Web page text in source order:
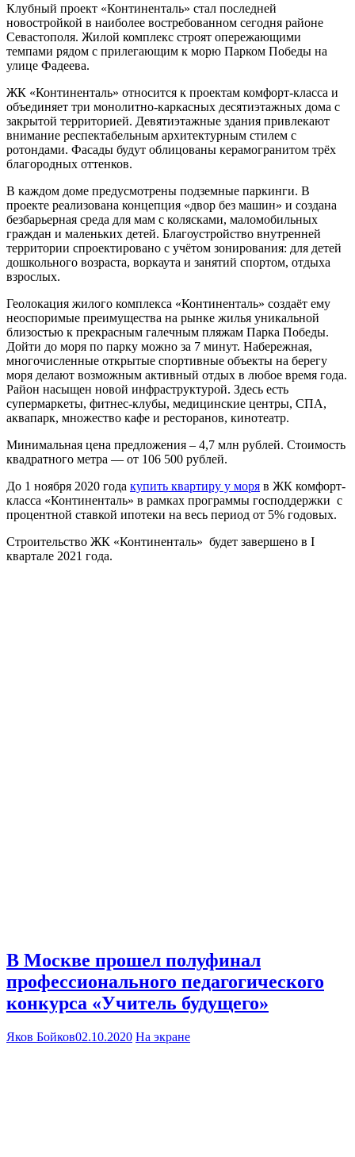
Клубный проект «Континенталь» стал последней
новостройкой в наиболее востребованном сегодня районе
Севастополя. Жилой комплекс строят опережающими
темпами рядом с прилегающим к морю Парком Победы на
улице Фадеева.
ЖК «Континенталь» относится к проектам комфорт-класса и
объединяет три монолитно-каркасных десятиэтажных дома с
закрытой территорией. Девятиэтажные здания привлекают
внимание респектабельным архитектурным стилем с
ротондами. Фасады будут облицованы керамогранитом трёх
благородных оттенков.
В каждом доме предусмотрены подземные паркинги. В
проекте реализована концепция «двор без машин» и создана
безбарьерная среда для мам с колясками, маломобильных
граждан и маленьких детей. Благоустройство внутренней
территории спроектировано с учётом зонирования: для детей
дошкольного возраста, воркаута и занятий спортом, отдыха
взрослых.
Геолокация жилого комплекса «Континенталь» создаёт ему
неоспоримые преимущества на рынке жилья уникальной
близостью к прекрасным галечным пляжам Парка Победы.
Дойти до моря по парку можно за 7 минут. Набережная,
многочисленные открытые спортивные объекты на берегу
моря делают возможным активный отдых в любое время года.
Район насыщен новой инфраструктурой. Здесь есть
супермаркеты, фитнес-клубы, медицинские центры, СПА,
аквапарк, множество кафе и ресторанов, кинотеатр.
Минимальная цена предложения – 4,7 млн рублей. Стоимость
квадратного метра — от 106 500 рублей.
До 1 ноября 2020 года купить квартиру у моря в ЖК комфорт-
класса «Континенталь» в рамках программы господдержки с
процентной ставкой ипотеки на весь период от 5% годовых.
Строительство ЖК «Континенталь» будет завершено в I
квартале 2021 года.
В Москве прошел полуфинал
профессионального педагогического
конкурса «Учитель будущего»
Яков Бойков02.10.2020 На экране